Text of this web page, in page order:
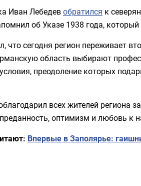
Иван Лебедевобратился к
об Указе 1938 года,
что сегодня регион переживает
область выбирают
преодоление которых
всех жителей региона
оптимизм и любовь к
Впервые в Заполярье: